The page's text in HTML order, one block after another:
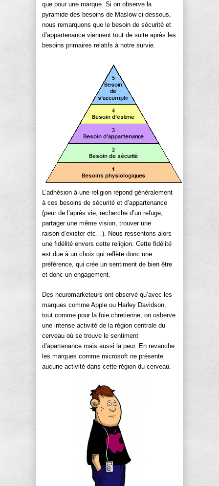
que pour une marque. Si on observe la
pyramide des besoins de Maslow ci-dessous,
nous remarquons que le besoin de sécurité et
d’appartenance viennent tout de suite après les
besoins primaires relatifs à notre survie.
L’adhésion à une religion répond généralement
à ces besoins de sécurité et d’appartenance
(peur de l’après vie, recherche d’un refuge,
partager une même vision, trouver une
raison d’exister etc…). Nous ressentons alors
une fidélité envers cette religion. Cette fidélité
est due à un choix qui reflète donc une
préférence, qui crée un sentiment de bien être
et donc un engagement.
Des neuromarketeurs ont observé qu’avec les
marques comme Apple ou Harley Davidson,
tout comme pour la foie chretienne, on osberve
une intense activité de la région centrale du
cerveau où se trouve le sentiment
d’apartenance mais aussi la peur. En revanche
les marques comme microsoft ne présente
aucune activité dans cette région du cerveau.